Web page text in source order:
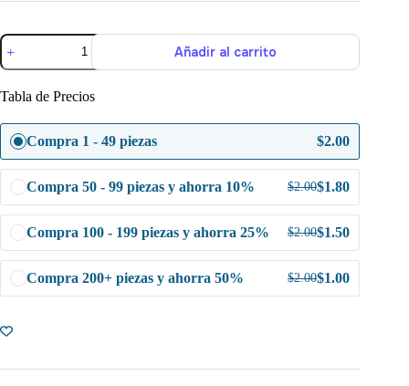
Tuerca
de
inserción
D3.4
cantidad
Añadir al carrito
Tabla de Precios
Compra 1 - 49 piezas $2.00
Compra 50 - 99 piezas y ahorra 10% $2.00$1.80
Compra 100 - 199 piezas y ahorra 25% $2.00$1.50
Compra 200+ piezas y ahorra 50% $2.00$1.00